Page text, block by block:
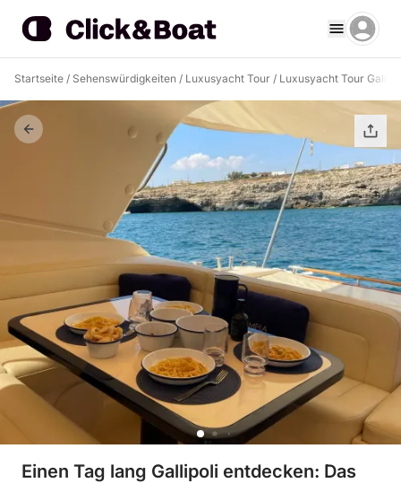
Startseite / Sehenswürdigkeiten / Luxusyacht Tour / Luxusyacht Tour
Einen Tag lang Gallipoli entdecken: Das